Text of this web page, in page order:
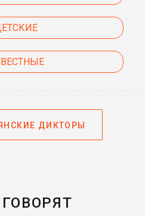
ДИКТОРЫ